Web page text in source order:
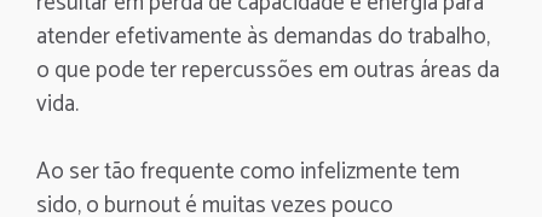
atender efetivamente às demandas do trabalho,
o que pode ter repercussões em outras áreas da
vida.
Ao ser tão frequente como infelizmente tem
sido, o burnout é muitas vezes pouco